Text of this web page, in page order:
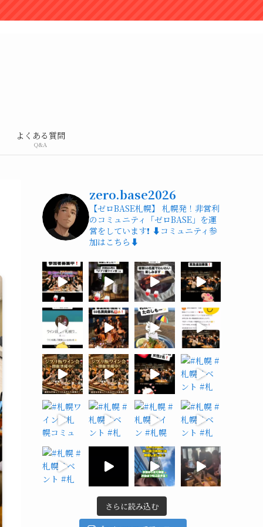
よくある質問
Q&A
zero.base2026
【ゼロBASE札幌】 札幌発！非営利
のコミュニティ「ゼロBASE」を運
営をしています❗️ ⬇️コミュニティ参
加はこちら⬇️
さらに読み込む